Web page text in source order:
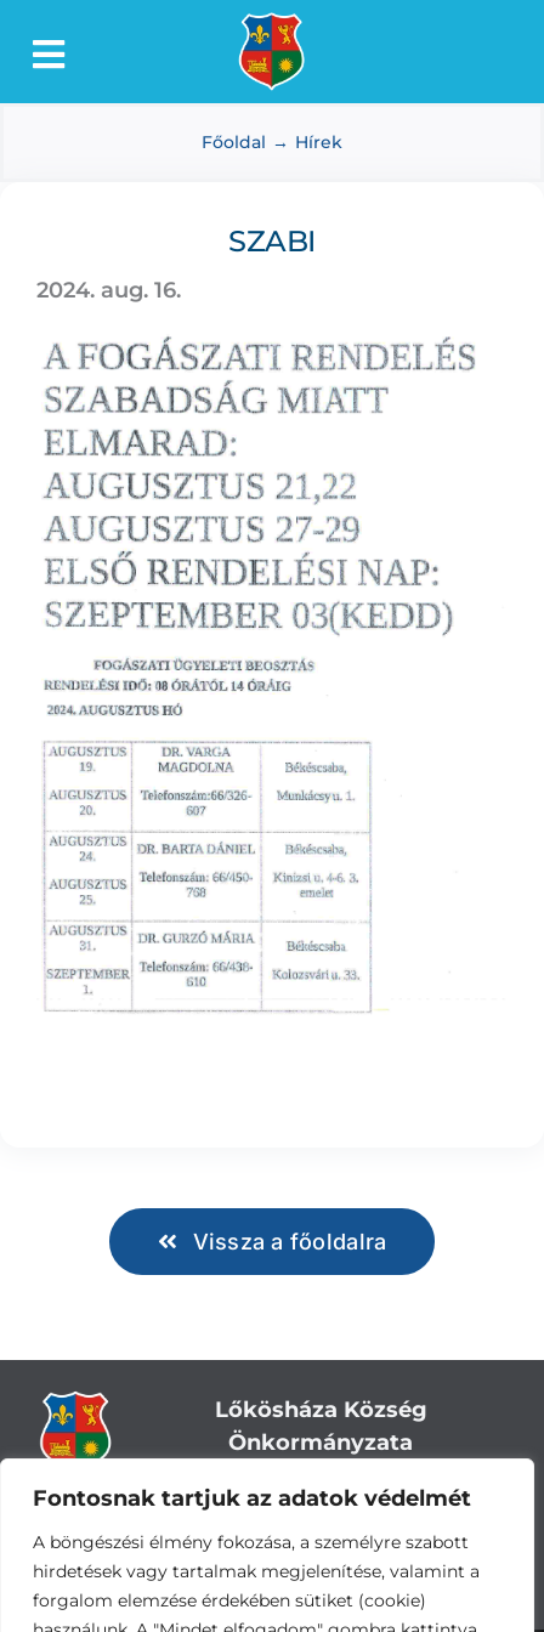
Fontosnak tartjuk az adatok védelmét
A böngészési élmény fokozása, a személyre szabott
hirdetések vagy tartalmak megjelenítése, valamint a
forgalom elemzése érdekében sütiket (cookie)
Toggle
Lőkösháza
Média
Választás
Főoldal Hírek
SZABI
2024. aug. 16.
Vissza a főoldalra
Lőkösháza Község
Önkormányzata
Cím:5743 Lőkösháza, Eleki út 28.
Központi telefonszám:+36 66 244-244
E-mail: titkarsag@lokoshaza.hu
Hivatali Kapu: JZO28